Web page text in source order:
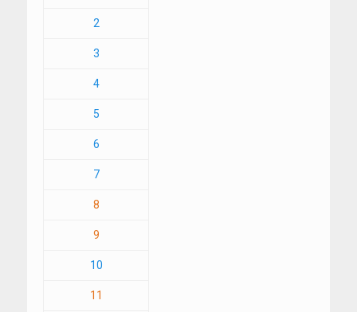
2
3
4
5
6
7
8
9
10
11